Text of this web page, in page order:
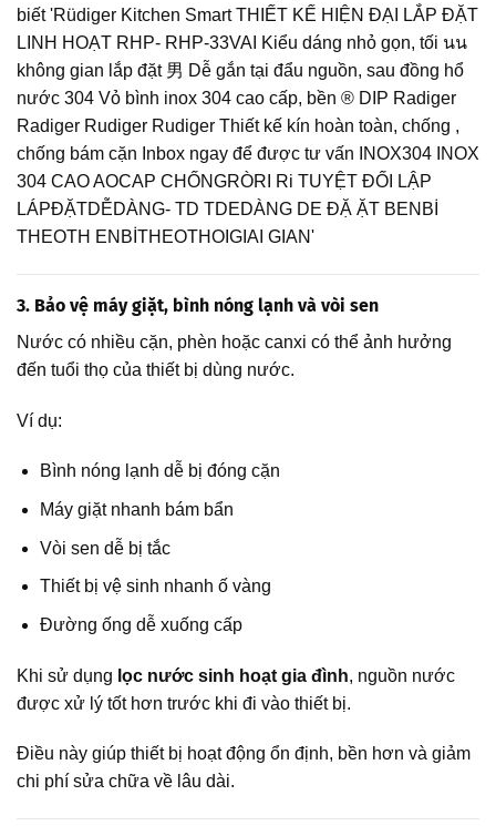
3. Bảo vệ máy giặt, bình nóng lạnh và vòi sen
Nước có nhiều cặn, phèn hoặc canxi có thể ảnh hưởng
đến tuổi thọ của thiết bị dùng nước.
Ví dụ:
Bình nóng lạnh dễ bị đóng cặn
Máy giặt nhanh bám bẩn
Vòi sen dễ bị tắc
Thiết bị vệ sinh nhanh ố vàng
Đường ống dễ xuống cấp
Khi sử dụng lọc nước sinh hoạt gia đình, nguồn nước
được xử lý tốt hơn trước khi đi vào thiết bị.
Điều này giúp thiết bị hoạt động ổn định, bền hơn và giảm
chi phí sửa chữa về lâu dài.